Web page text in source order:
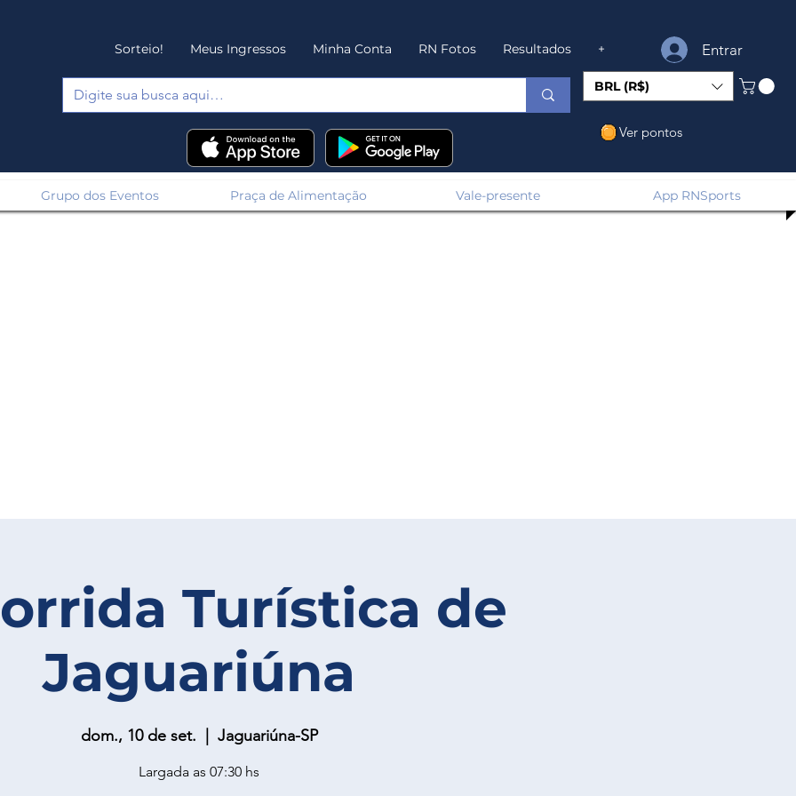
Sorteio! Meus Ingressos Minha Conta RN Fotos Resultados + Entrar
BRL (R$)
Ver pontos
Grupo dos Eventos Praça de Alimentação Vale-presente App RNSports
Turística de
Jaguariúna
dom., 10 de set. Jaguariúna-SP
Largada as 07:30 hs